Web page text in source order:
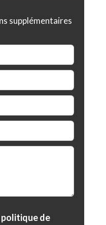
supplémentaires
politique de